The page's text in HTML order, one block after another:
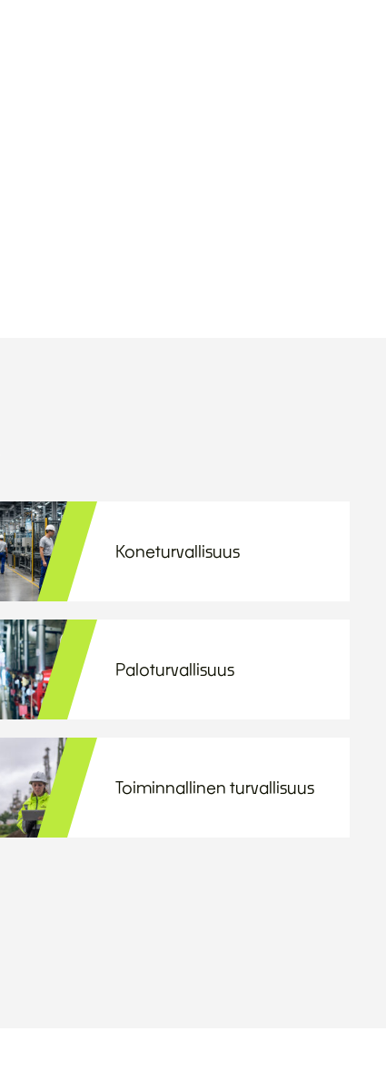
Koneturvallisuus
Paloturvallisuus
Toiminnallinen turvallisuus